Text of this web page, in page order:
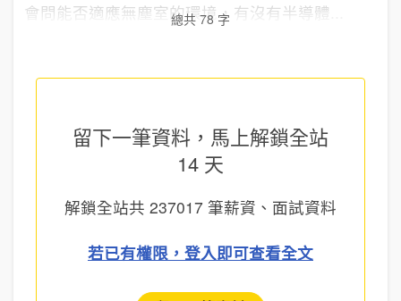
會問能否適應無塵室的環境，有沒有半導體...
總共 78 字
留下一筆資料，馬上解鎖全站
14 天
解鎖全站共 237017 筆薪資、面試資料
若已有權限，登入即可查看全文